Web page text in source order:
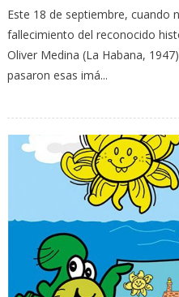
Este 18 de septiembre, cuando
fallecimiento del reconocido
Oliver Medina (La Habana,
pasaron esas imá...